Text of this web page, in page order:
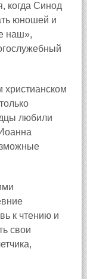
когда Синод
юношей и
наш»,
христианском
любили
к чтению и
свои